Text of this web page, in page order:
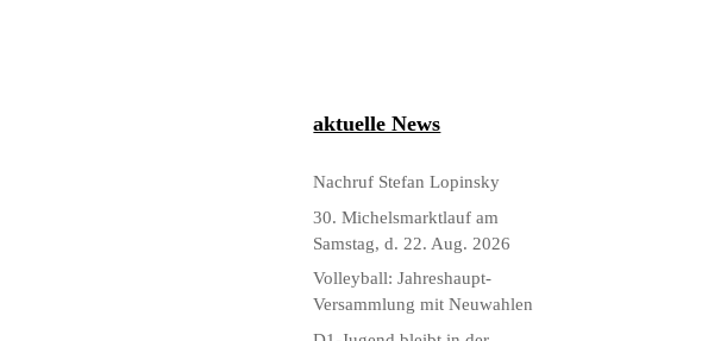
aktuelle News
Nachruf Stefan Lopinsky
30. Michelsmarktlauf am
Samstag, d. 22. Aug. 2026
Volleyball: Jahreshaupt-
Versammlung mit Neuwahlen